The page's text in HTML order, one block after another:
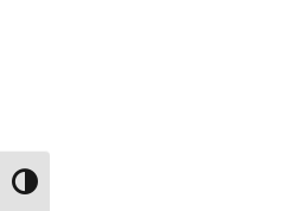
Toggle High Contrast